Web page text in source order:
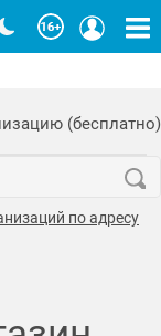
(бесплатно)
по адресу